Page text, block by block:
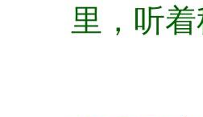
里，听